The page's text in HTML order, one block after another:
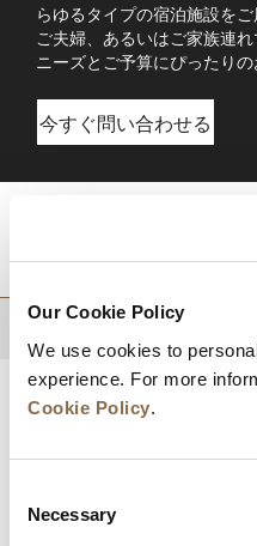
Our Cookie Policy
We use cookies to
experience. For more
Cookie Policy.
Selection
Necessary
らゆるタイプの宿泊施設を
ご夫婦、あるいはご家族連
ニーズとご予算にぴったり
今すぐ問い合わせる